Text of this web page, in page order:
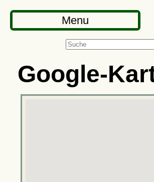
Menu
Google-